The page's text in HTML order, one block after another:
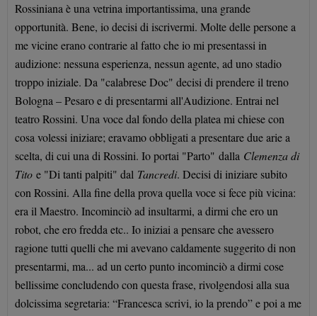
Rossiniana è una vetrina importantissima, una grande
opportunità. Bene, io decisi di iscrivermi. Molte delle persone a
me vicine erano contrarie al fatto che io mi presentassi in
audizione: nessuna esperienza, nessun agente, ad uno stadio
troppo iniziale. Da "calabrese Doc" decisi di prendere il treno
Bologna – Pesaro e di presentarmi all'Audizione. Entrai nel
teatro Rossini. Una voce dal fondo della platea mi chiese con
cosa volessi iniziare; eravamo obbligati a presentare due arie a
scelta, di cui una di Rossini. Io portai "Parto" dalla Clemenza di
Tito e "Di tanti palpiti" dal Tancredi. Decisi di iniziare subito
con Rossini. Alla fine della prova quella voce si fece più vicina:
era il Maestro. Incominciò ad insultarmi, a dirmi che ero un
robot, che ero fredda etc.. Io iniziai a pensare che avessero
ragione tutti quelli che mi avevano caldamente suggerito di non
presentarmi, ma... ad un certo punto incominciò a dirmi cose
bellissime concludendo con questa frase, rivolgendosi alla sua
dolcissima segretaria: “Francesca scrivi, io la prendo” e poi a me